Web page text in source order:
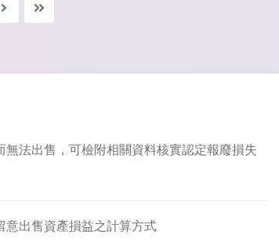
法出售，可檢附相關資料核實認定報廢損失
意出售資產損益之計算方式